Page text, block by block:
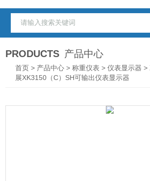
PRODUCTS 产品中心
首页 > 产品中心 >称重仪表 >仪表显示器 >
展XK3150（C）SH可输出仪表显示器